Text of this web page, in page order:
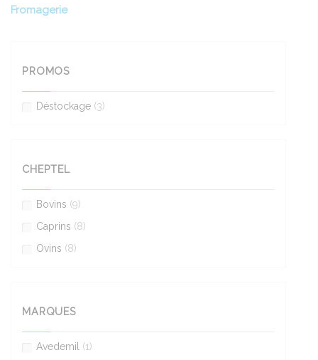
Fromagerie
PROMOS
Déstockage (3)
CHEPTEL
Bovins (9)
Caprins (8)
Ovins (8)
MARQUES
Avedemil (1)